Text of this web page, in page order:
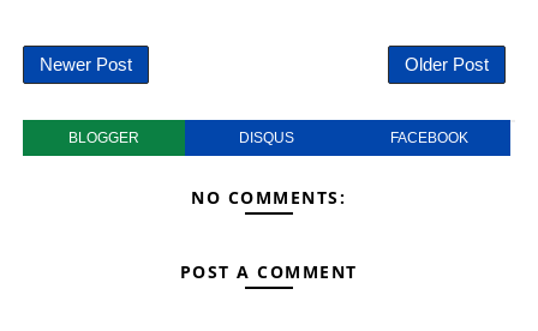
Newer Post Older Post
BLOGGER DISQUS FACEBOOK
NO COMMENTS:
POST A COMMENT